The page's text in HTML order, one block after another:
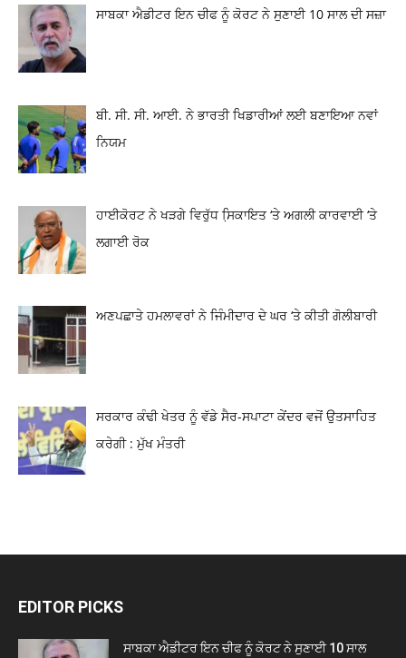
ਸਾਬਕਾ ਐਡੀਟਰ ਇਨ ਚੀਫ ਨੂੰ ਕੋਰਟ ਨੇ ਸੁਣਾਈ 10 ਸਾਲ ਦੀ ਸਜ਼ਾ
ਬੀ. ਸੀ. ਸੀ. ਆਈ. ਨੇ ਭਾਰਤੀ ਖਿਡਾਰੀਆਂ ਲਈ ਬਣਾਇਆ ਨਵਾਂ
ਨਿਯਮ
ਹਾਈਕੋਰਟ ਨੇ ਖੜਗੇ ਵਿਰੁੱਧ ਸਿ਼ਕਾਇਤ ‘ਤੇ ਅਗਲੀ ਕਾਰਵਾਈ ‘ਤੇ
ਲਗਾਈ ਰੋਕ
ਅਣਪਛਾਤੇ ਹਮਲਾਵਰਾਂ ਨੇ ਜਿੰਮੀਦਾਰ ਦੇ ਘਰ ‘ਤੇ ਕੀਤੀ ਗੋਲੀਬਾਰੀ
ਸਰਕਾਰ ਕੰਢੀ ਖੇਤਰ ਨੂੰ ਵੱਡੇ ਸੈਰ-ਸਪਾਟਾ ਕੇਂਦਰ ਵਜੋਂ ਉਤਸਾਹਿਤ
ਕਰੇਗੀ : ਮੁੱਖ ਮੰਤਰੀ
EDITOR PICKS
ਸਾਬਕਾ ਐਡੀਟਰ ਇਨ ਚੀਫ ਨੂੰ ਕੋਰਟ ਨੇ ਸੁਣਾਈ 10 ਸਾਲ